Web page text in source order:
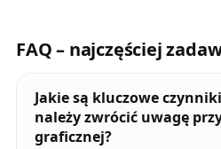
FAQ – najczęściej
Jakie są kluczowe
należy zwrócić uwagę
graficznej?